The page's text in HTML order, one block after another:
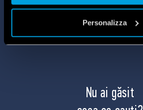
Vai alla Cookie Policy completa
Personalizza
Nu ai găsit